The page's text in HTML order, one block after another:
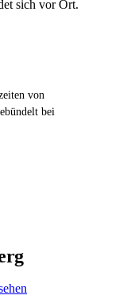
sich vor Ort.
von
bei